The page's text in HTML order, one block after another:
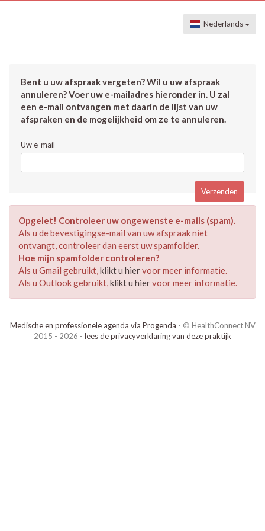
Nederlands
Bent u uw afspraak vergeten? Wil u uw afspraak
annuleren? Voer uw e-mailadres hieronder in. U zal
een e-mail ontvangen met daarin de lijst van uw
afspraken en de mogelijkheid om ze te annuleren.
Uw e-mail
Opgelet! Controleer uw ongewenste e-mails (spam).
Als u de bevestigingse-mail van uw afspraak niet
ontvangt, controleer dan eerst uw spamfolder.
Hoe mijn spamfolder controleren?
Als u Gmail gebruikt,klikt u hiervoor meer informatie.
Als u Outlook gebruikt,klikt u hiervoor meer informatie.
Medische en professionele agenda via Progenda - © HealthConnect NV
2015 - 2026 - lees de privacyverklaring van deze praktijk